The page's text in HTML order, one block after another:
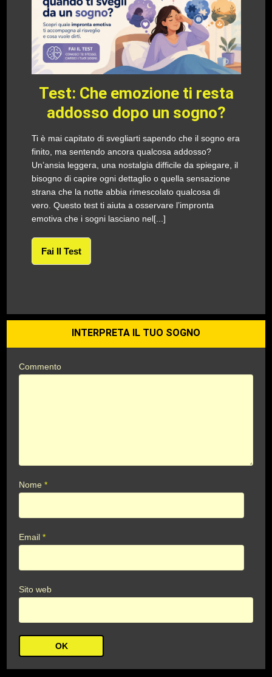
Test: Che emozione ti resta
addosso dopo un sogno?
Ti è mai capitato di svegliarti sapendo che il sogno era
finito, ma sentendo ancora qualcosa addosso?
Un’ansia leggera, una nostalgia difficile da spiegare, il
bisogno di capire ogni dettaglio o quella sensazione
strana che la notte abbia rimescolato qualcosa di
vero. Questo test ti aiuta a osservare l’impronta
emotiva che i sogni lasciano nel[...]
Fai Il Test
INTERPRETA IL TUO SOGNO
Commento
Nome*
Email*
Sito web